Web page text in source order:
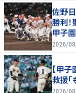
佐野
勝利！
甲子園
2026/
【甲
救援「
2026/